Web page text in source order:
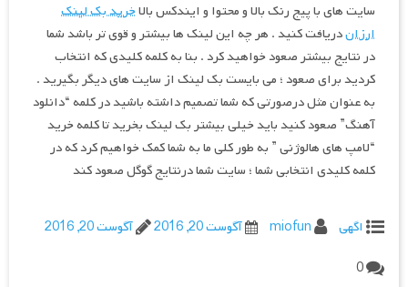
سایت های با پیج رنک بالا و محتوا و ایندکس بالاخرید بک لینک
ارزاندریافت کنید . هر چه این لینک ها بیشتر و قوی تر باشد شما
در نتایج بیشتر صعود خواهید کرد . بنا به کلمه کلیدی که انتخاب
کردید برای صعود ؛ می بایست بک لینک از سایت های دیگر بگیرید .
به عنوان مثل درصورتی که شما تصمیم داشته باشید در کلمه “دانلود
آهنگ” صعود کنید باید خیلی بیشتر بک لینک بخرید تا کلمه خرید
“لامپ های هالوژنی ” به طور کلی ما به شما کمک خواهیم کرد که در
کلمه کلیدی انتخابی شما ؛ سایت شما درنتایج گوگل صعود کند
اگهی miofun آگوست 20, 2016
آگوست 20, 2016
0